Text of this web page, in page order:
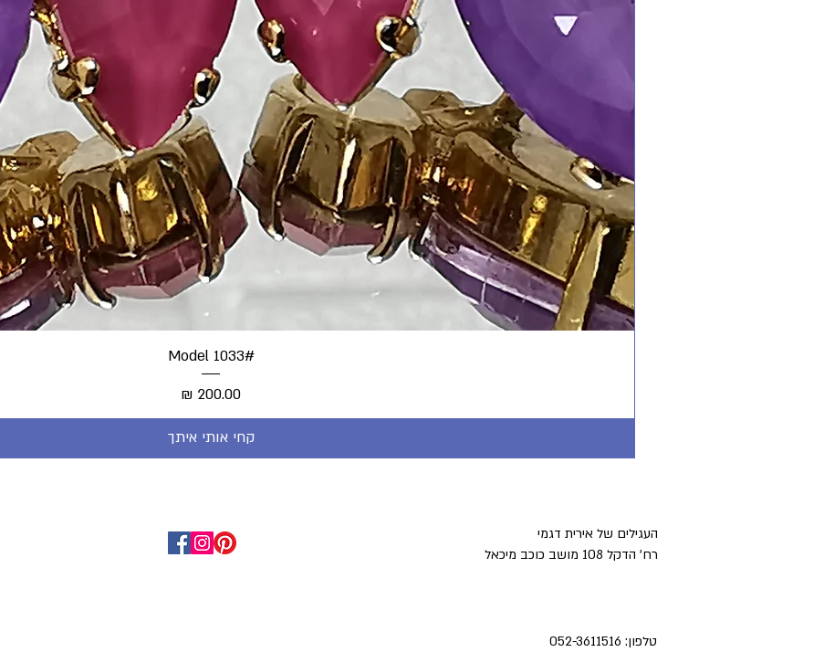
#Model 1033
מחיר
קחי אותי איתך
העגילים של אירית דגמי
רח' הדקל 108 מושב כוכב מיכאל
טלפון: 052-3611516